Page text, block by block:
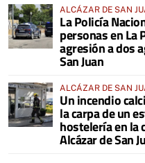
ALCÁZAR DE SAN
La Policía
personas en La
agresión a dos
San Juan
ALCÁZAR DE SAN
Un incendio
la carpa de un
hostelería en la
Alcázar de San